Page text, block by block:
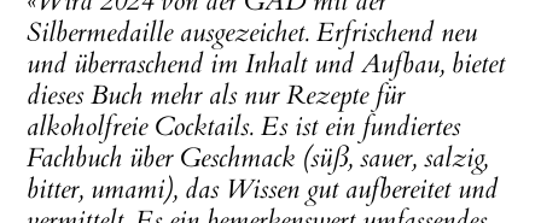
Silbermedaille ausgezeichet. Erfrischend neu
und überraschend im Inhalt und Aufbau, bietet
dieses Buch mehr als nur Rezepte für
alkoholfreie Cocktails. Es ist ein fundiertes
Fachbuch über Geschmack (süß, sauer, salzig,
bitter, umami), das Wissen gut aufbereitet und